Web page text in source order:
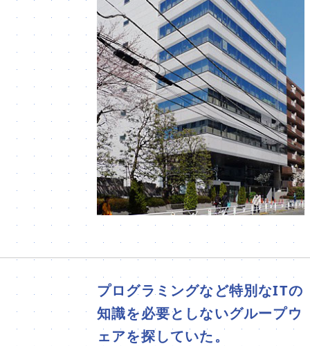
プログラミングなど特別なITの
知識を必要としないグループウ
ェアを探していた。